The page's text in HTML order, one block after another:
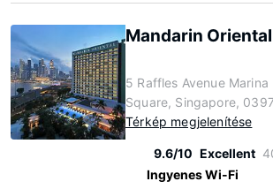
Mandarin
5 Raffles Avenue Marina
Square, Singapore,
Térkép megjelenítése
9.6/10 Excellent
Ingyenes Wi-Fi